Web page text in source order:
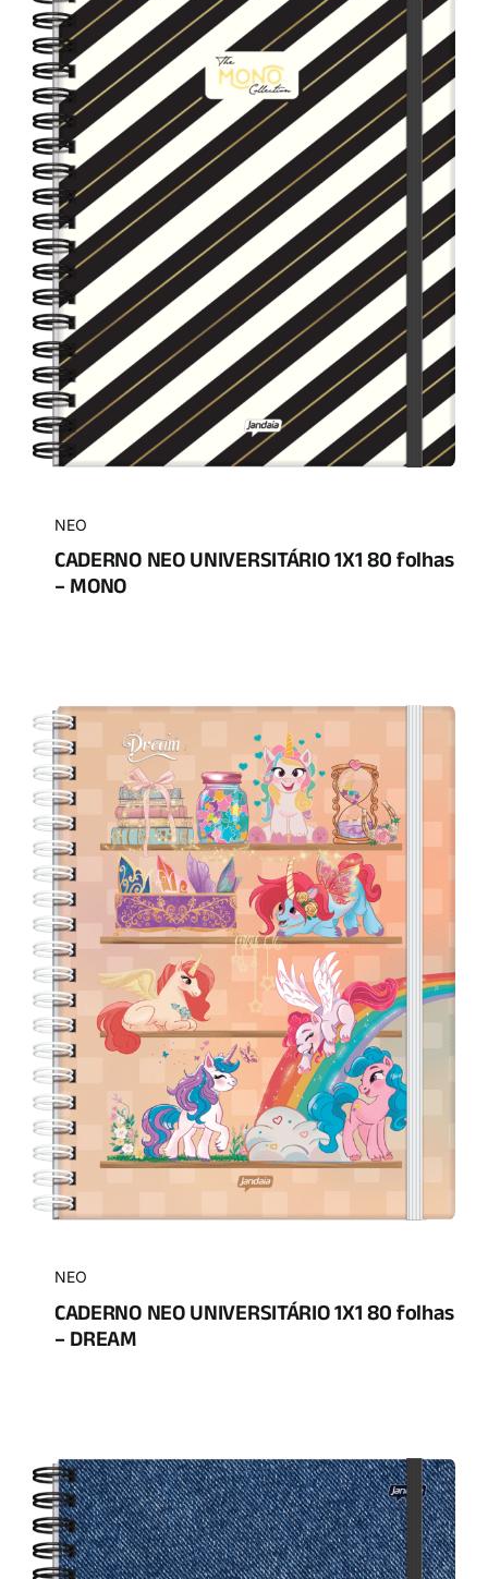
NEO
CADERNO NEO UNIVERSITÁRIO 1X1 80 folhas
– MONO
NEO
CADERNO NEO UNIVERSITÁRIO 1X1 80 folhas
– DREAM